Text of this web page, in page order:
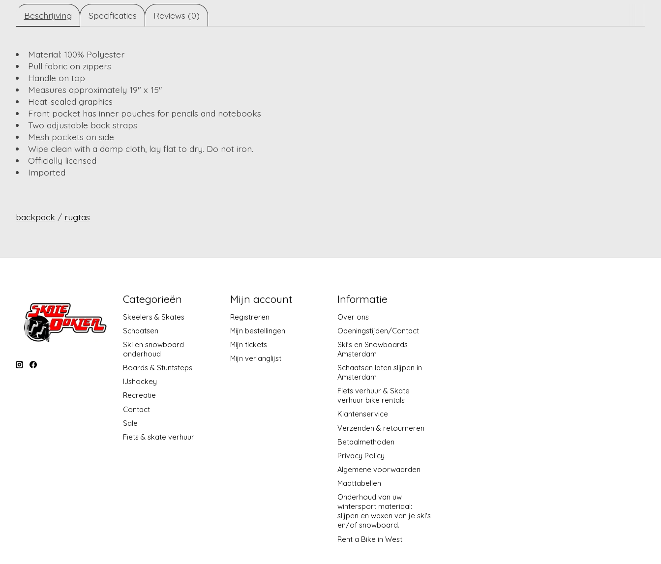
Beschrijving Specificaties Reviews (0)
Material: 100% Polyester
Pull fabric on zippers
Handle on top
Measures approximately 19" x 15''
Heat-sealed graphics
Front pocket has inner pouches for pencils and notebooks
Two adjustable back straps
Mesh pockets on side
Wipe clean with a damp cloth, lay flat to dry. Do not iron.
Officially licensed
Imported
backpack / rugtas
Categorieën
Skeelers & Skates
Schaatsen
Ski en snowboard
onderhoud
Boards & Stuntsteps
IJshockey
Recreatie
Contact
Sale
Fiets & skate verhuur
Mijn account
Registreren
Mijn bestellingen
Mijn tickets
Mijn verlanglijst
Informatie
Over ons
Openingstijden/Contact
Ski's en Snowboards
Amsterdam
Schaatsen laten slijpen in
Amsterdam
Fiets verhuur & Skate
verhuur bike rentals
Klantenservice
Verzenden & retourneren
Betaalmethoden
Privacy Policy
Algemene voorwaarden
Maattabellen
Onderhoud van uw
wintersport materiaal:
slijpen en waxen van je ski's
en/of snowboard.
Rent a Bike in West